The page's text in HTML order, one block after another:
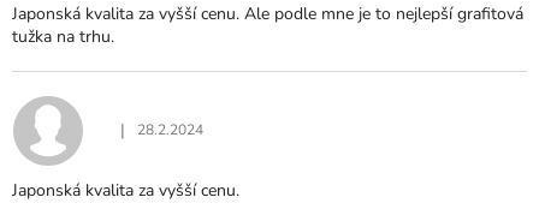
Japonská kvalita za vyšší cenu. Ale podle mne je to nejlepší grafitová
tužka na trhu.
Hodnocení produktu je 5 z 5 hvězdiček.
| 28.2.2024
Japonská kvalita za vyšší cenu.